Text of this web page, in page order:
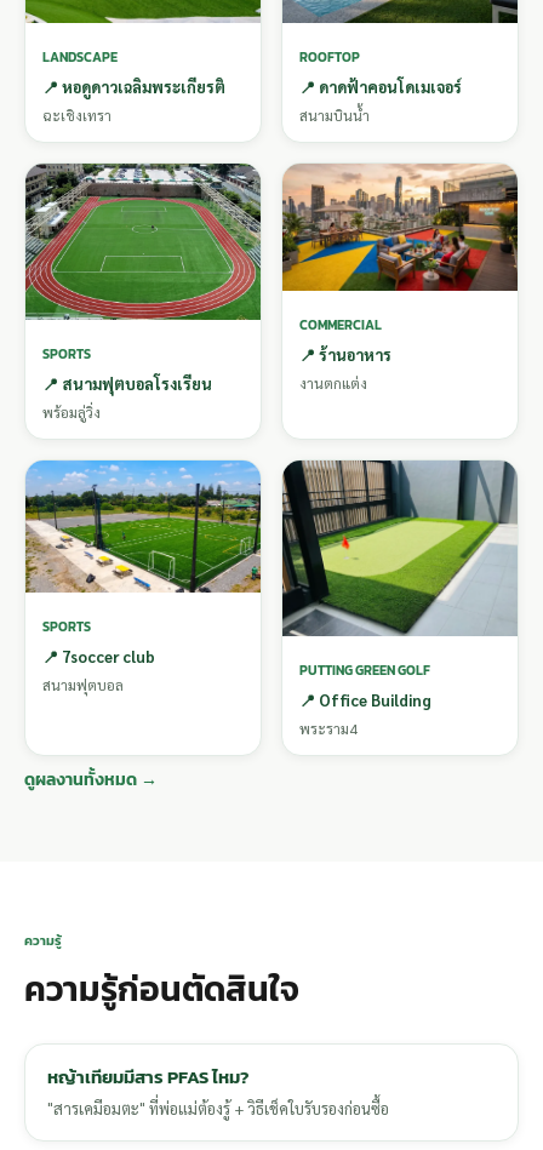
LANDSCAPE
📍 หอดูดาวเฉลิมพระเกียรติ
ฉะเชิงเทรา
ROOFTOP
📍 ดาดฟ้าคอนโดเมเจอร์
สนามบินน้ำ
SPORTS
📍 สนามฟุตบอลโรงเรียน
พร้อมลู่วิ่ง
COMMERCIAL
📍 ร้านอาหาร
งานตกแต่ง
SPORTS
📍 7soccer club
สนามฟุตบอล
PUTTING GREEN GOLF
📍 Office Building
พระราม4
ดูผลงานทั้งหมด →
ความรู้
ความรู้ก่อนตัดสินใจ
หญ้าเทียมมีสาร PFAS ไหม?
"สารเคมีอมตะ" ที่พ่อแม่ต้องรู้ + วิธีเช็คใบรับรองก่อนซื้อ